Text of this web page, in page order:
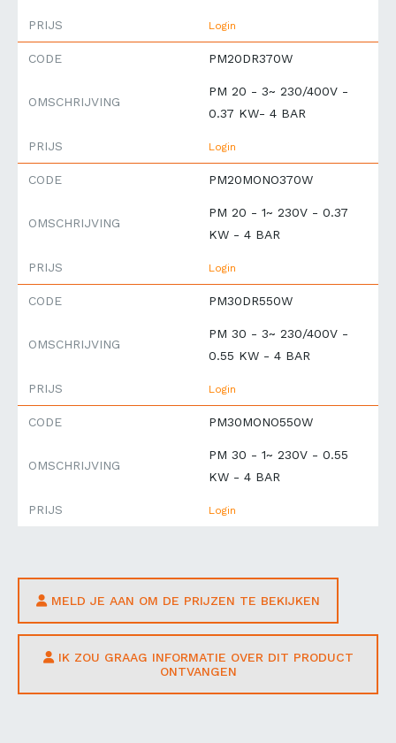
PRIJS Login
CODE PM20DR370W
OMSCHRIJVING
PM 20 - 3~ 230/400V -
0.37 KW- 4 BAR
PRIJS Login
CODE PM20MONO370W
OMSCHRIJVING
PM 20 - 1~ 230V - 0.37
KW - 4 BAR
PRIJS Login
CODE PM30DR550W
OMSCHRIJVING
PM 30 - 3~ 230/400V -
0.55 KW - 4 BAR
PRIJS Login
CODE PM30MONO550W
OMSCHRIJVING
PM 30 - 1~ 230V - 0.55
KW - 4 BAR
PRIJS Login
MELD JE AAN OM DE PRIJZEN TE BEKIJKEN
IK ZOU GRAAG INFORMATIE OVER DIT PRODUCT
ONTVANGEN